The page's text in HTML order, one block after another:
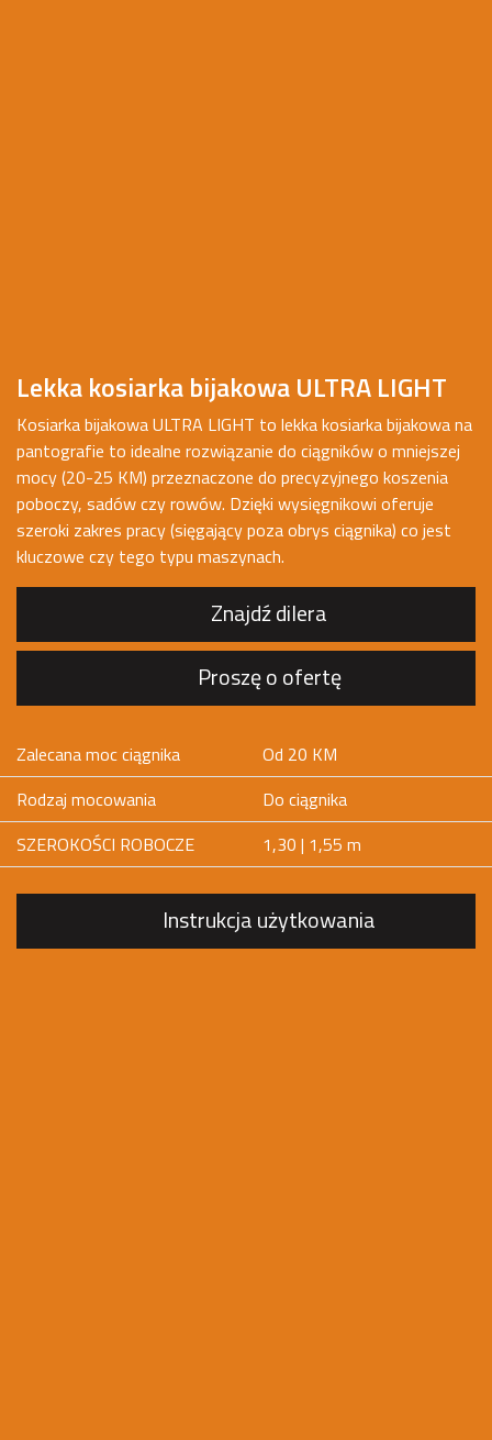
Lekka kosiarka bijakowa ULTRA LIGHT
Kosiarka bijakowa ULTRA LIGHT to lekka kosiarka bijakowa na
pantografie to idealne rozwiązanie do ciągników o mniejszej
mocy (20-25 KM) przeznaczone do precyzyjnego koszenia
poboczy, sadów czy rowów. Dzięki wysięgnikowi oferuje
szeroki zakres pracy (sięgający poza obrys ciągnika) co jest
kluczowe czy tego typu maszynach.
Znajdź dilera
Proszę o ofertę
Zalecana moc ciągnika
Od 20 KM
Rodzaj mocowania
Do ciągnika
SZEROKOŚCI ROBOCZE
1,30 | 1,55 m
Instrukcja użytkowania